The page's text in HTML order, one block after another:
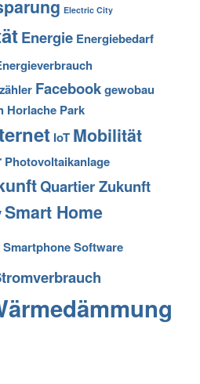
Electric City
Energie Energiebedarf
Facebookgewobau
Horlache Park
IoT Mobilität
Photovoltaikanlage
Quartier Zukunft
Smart Home
SmartphoneSoftware